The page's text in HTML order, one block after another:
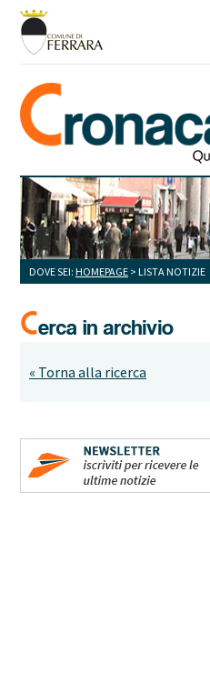
DOVE SEI: HOMEPAGE > LISTA NOTIZIE
« Torna alla ricerca